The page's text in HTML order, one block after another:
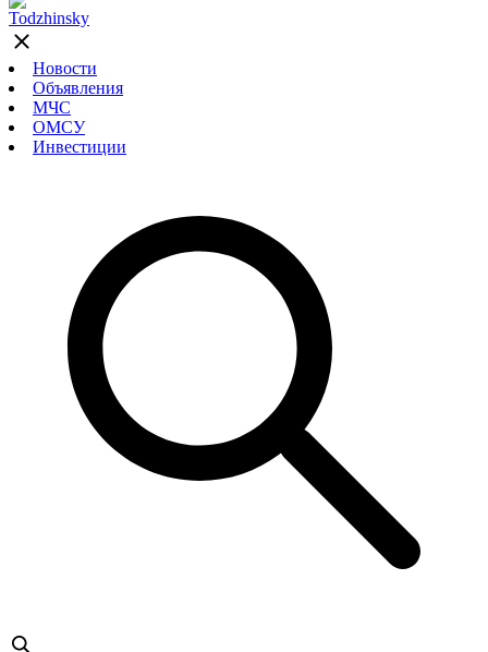
Новости
Объявления
МЧС
ОМСУ
Инвестиции